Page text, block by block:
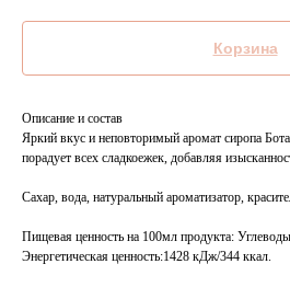
Корзина
Описание и состав
Яркий вкус и неповторимый аромат сиропа
порадует всех сладкоежек, добавляя
Сахар, вода, натуральный ароматизатор,
Пищевая ценность на 100мл продукта:
Энергетическая ценность:1428 кДж/344 ккал.